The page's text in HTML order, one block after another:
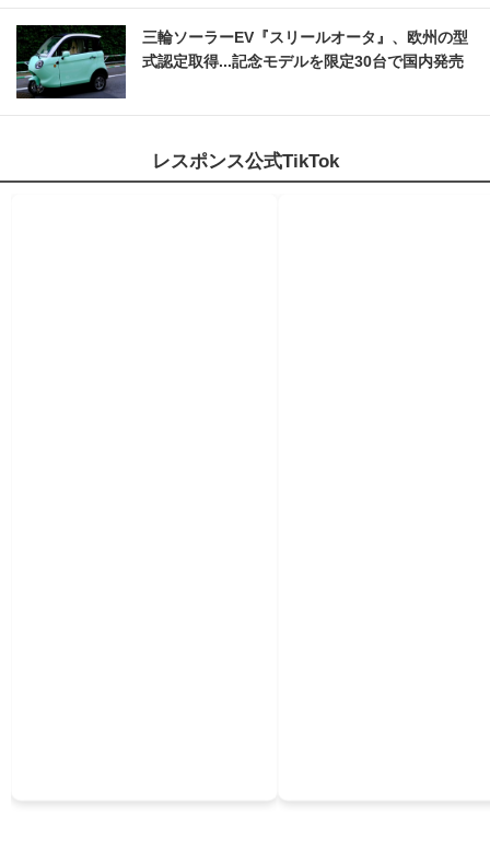
三輪ソーラーEV『スリールオータ』、欧州の型
式認定取得...記念モデルを限定30台で国内発売
レスポンス公式TikTok